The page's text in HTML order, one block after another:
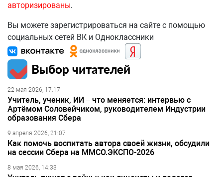
авторизированы.
Вы можете зарегистрироваться на сайте с помощью
социальных сетей ВК и Одноклассники
Выбор читателей
22 мая 2026, 17:17
Учитель, ученик, ИИ – что меняется: интервью с
Артёмом Соловейчиком, руководителем Индустрии
образования Сбера
9 апреля 2026, 21:07
Как помочь воспитать автора своей жизни, обсудили
на сессии Сбера на ММСО.ЭКСПО-2026
8 мая 2026, 14:33